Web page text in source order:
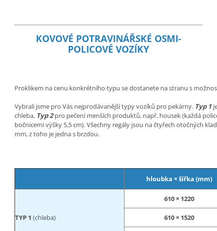
KOVOVÉ POTRAVINÁŘSKÉ OSMI-
POLICOVÉ VOZÍKY
Proklikem na cenu konkrétního typu se dostanete na stranu s
Vybrali jsme pro Vás nejprodávanější typy vozíků pro pekárny. Typ 1
chleba, Typ 2pro pečení menších produktů, např. housek (každá
bočnicemi výšky 5,5 cm). Všechny regály jsou na čtyřech otočných
mm, z toho je jedna s brzdou.
hloubka × šířka (mm)
TYP 1 (chleba)
610 × 1220
610 × 1520